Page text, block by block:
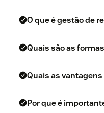
O que é gestão de
Quais são as
Quais as
Por que é